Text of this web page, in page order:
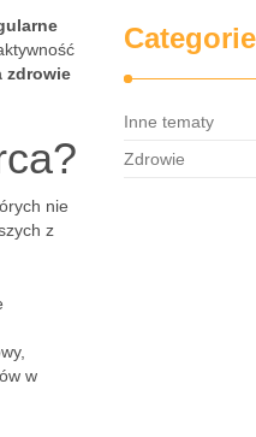
zdrowie
nie
z
w
Inne tematy
Zdrowie